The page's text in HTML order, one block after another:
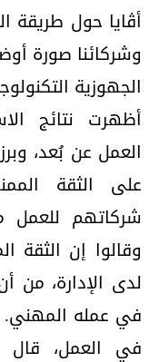
أڤايا حول طريقة
وشركائنا صورة
الجهوزية
أظهرت نتائج
العمل عن بُعد،
على الثقة
وقالوا إن الثقة
لدى الإدارة،
في عمله المهني.